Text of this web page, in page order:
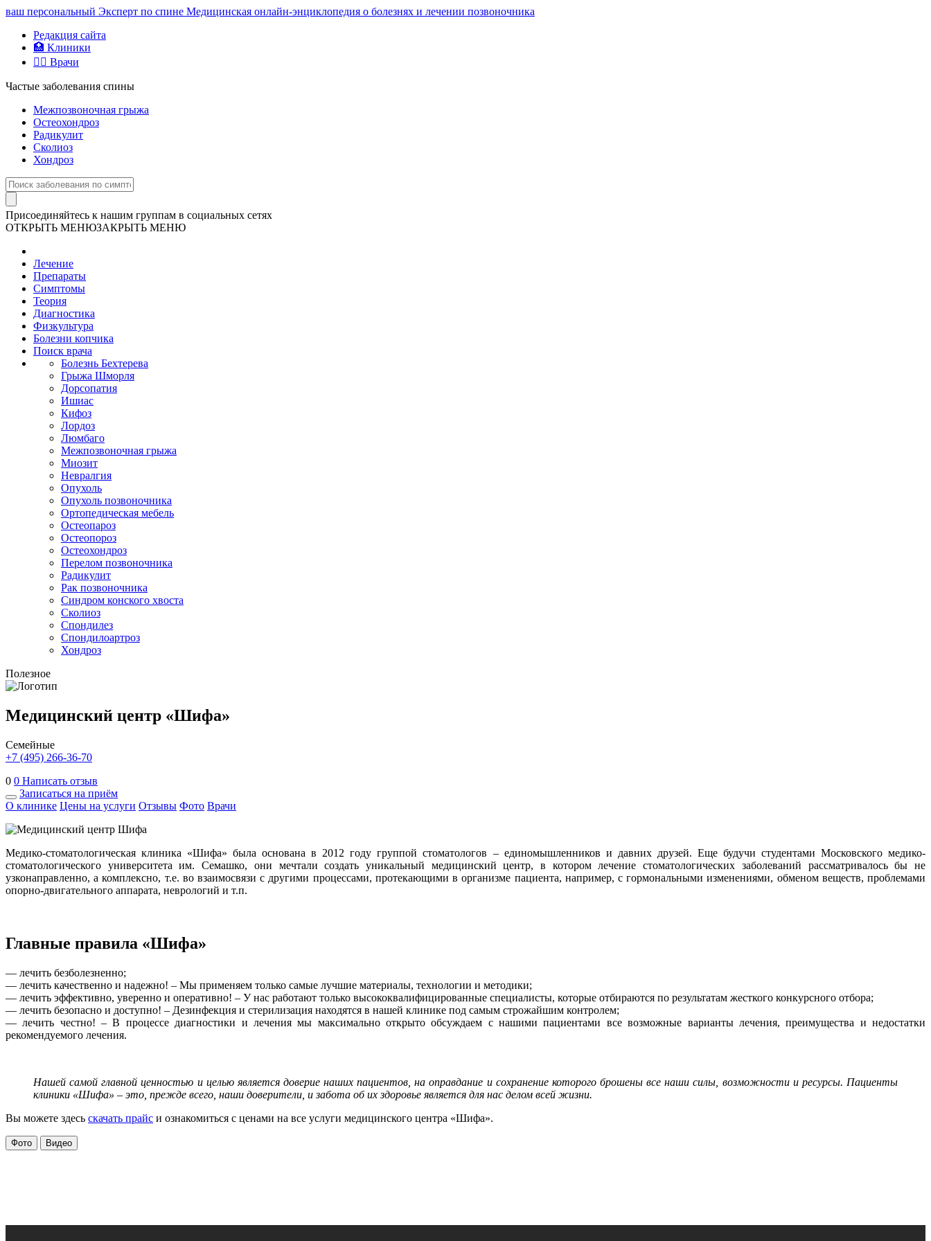
ваш персональный Эксперт по спине Медицинская онлайн-энциклопедия о болезнях и лечении позвоночника
Редакция сайта
🏥 Клиники
👨‍⚕️ Врачи
Частые заболевания спины
Межпозвоночная грыжа
Остеохондроз
Радикулит
Сколиоз
Хондроз
Присоединяйтесь к нашим группам в социальных сетях
ОТКРЫТЬ МЕНЮЗАКРЫТЬ МЕНЮ
Лечение
Препараты
Симптомы
Теория
Диагностика
Физкультура
Болезни копчика
Поиск врача
Болезнь Бехтерева
Грыжа Шморля
Дорсопатия
Ишиас
Кифоз
Лордоз
Люмбаго
Межпозвоночная грыжа
Миозит
Невралгия
Опухоль
Опухоль позвоночника
Ортопедическая мебель
Остеопароз
Остеопороз
Остеохондроз
Перелом позвоночника
Радикулит
Рак позвоночника
Синдром конского хвоста
Сколиоз
Спондилез
Спондилоартроз
Хондроз
Полезное
Медицинский центр «Шифа»
Семейные
+7 (495) 266-36-70
0 0 Написать отзыв
Записаться на приём
О клинике Цены на услуги Отзывы Фото Врачи
Медико-стоматологическая клиника «Шифа» была основана в 2012 году группой стоматологов – единомышленников и давних друзей. Еще будучи студентами Московского медико-
стоматологического университета им. Семашко, они мечтали создать уникальный медицинский центр, в котором лечение стоматологических заболеваний рассматривалось бы не
узконаправленно, а комплексно, т.е. во взаимосвязи с другими процессами, протекающими в организме пациента, например, с гормональными изменениями, обменом веществ, проблемами
опорно-двигательного аппарата, неврологий и т.п.
Главные правила «Шифа»
— лечить безболезненно;
— лечить качественно и надежно! – Мы применяем только самые лучшие материалы, технологии и методики;
— лечить эффективно, уверенно и оперативно! – У нас работают только высококвалифицированные специалисты, которые отбираются по результатам жесткого конкурсного отбора;
— лечить безопасно и доступно! – Дезинфекция и стерилизация находятся в нашей клинике под самым строжайшим контролем;
— лечить честно! – В процессе диагностики и лечения мы максимально открыто обсуждаем с нашими пациентами все возможные варианты лечения, преимущества и недостатки
рекомендуемого лечения.
Нашей самой главной ценностью и целью является доверие наших пациентов, на оправдание и сохранение которого брошены все наши силы, возможности и ресурсы. Пациенты
клиники «Шифа» – это, прежде всего, наши доверители, и забота об их здоровье является для нас делом всей жизни.
Вы можете здесь скачать прайс и ознакомиться с ценами на все услуги медицинского центра «Шифа».
Фото Видео